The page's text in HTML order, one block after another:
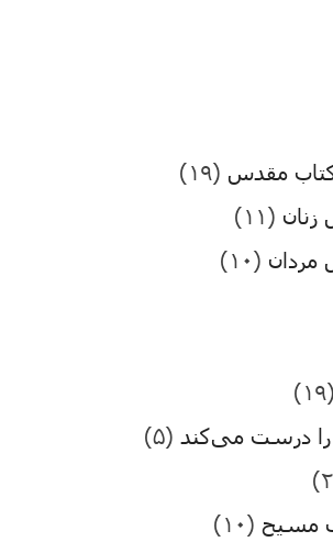
مقدس (۱۹)
(۱۱)
(۱۰)
(۱۹)
را درست می‌کند (۵)
مسیح (۱۰)